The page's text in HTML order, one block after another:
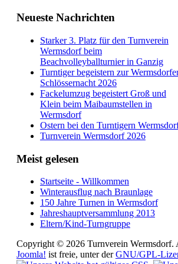
Neueste Nachrichten
Starker 3. Platz für den Turnverein
Wermsdorf beim
Beachvolleyballturnier in Ganzig
Turntiger begeistern zur
Schlössernacht 2026
Fackelumzug begeistert Groß und
Klein beim Maibaumstellen in
Wermsdorf
Ostern bei den Turntigern
Turnverein Wermsdorf 2026
Meist gelesen
Startseite - Willkommen
Winterausflug nach Braunlage
150 Jahre Turnen in Wermsdorf
Jahreshauptversammlung 2013
Eltern/Kind-Turngruppe
Copyright © 2026 Turnverein Wermsdorf.
Joomla! ist freie, unter derGNU/GPL-